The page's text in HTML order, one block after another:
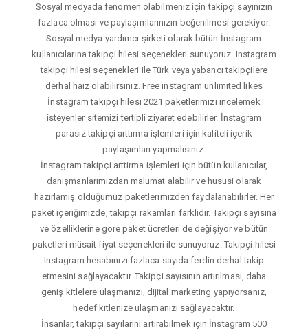
Sosyal medyada fenomen olabilmeniz için takipçi sayınızın
fazlaca olması ve paylaşımlarınızın beğenilmesi gerekiyor.
Sosyal medya yardımcı şirketi olarak bütün İnstagram
kullanıcılarına takipçi hilesi seçenekleri sunuyoruz. Instagram
takipçi hilesi seçenekleri ile Türk veya yabancı takipçilere
derhal haiz olabilirsiniz. Free instagram unlimited likes
İnstagram takipçi hilesi 2021 paketlerimizi incelemek
isteyenler sitemizi tertipli ziyaret edebilirler. İnstagram
parasız takipçi arttırma işlemleri için kaliteli içerik
paylaşımları yapmalısınız.
İnstagram takipçi arttirma işlemleri için bütün kullanıcılar,
danışmanlarımızdan malumat alabilir ve hususi olarak
hazırlamış olduğumuz paketlerimizden faydalanabilirler. Her
paket içeriğimizde, takipçi rakamları farklıdır. Takipçi sayısına
ve özelliklerine gore paket ücretleri de değişiyor ve bütün
paketleri müsait fiyat seçenekleri ile sunuyoruz. Takipçi hilesi
Instagram hesabınızı fazlaca sayıda ferdin derhal takip
etmesini sağlayacaktır. Takipçi sayısının artırılması, daha
geniş kitlelere ulaşmanızı, dijital marketing yapıyorsanız,
hedef kitlenize ulaşmanızı sağlayacaktır.
İnsanlar, takipçi sayılarını artırabilmek için İnstagram 500